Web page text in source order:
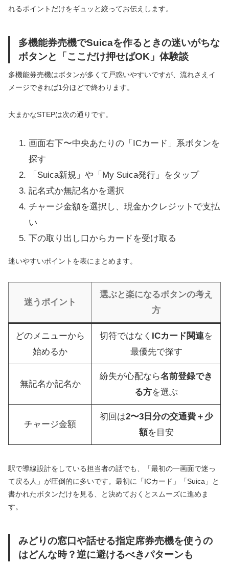
れるポイントだけをギュッと絞ってお伝えします。
多機能券売機でSuicaを作るときの迷いがちな
ボタンと「ここだけ押せばOK」体験談
多機能券売機はボタンが多くて戸惑いやすいですが、流れさえイ
メージできれば1分ほどで終わります。
大まかなSTEPは次の通りです。
画面右下〜中央あたりの「ICカード」系ボタンを
探す
「Suica新規」や「My Suica発行」をタップ
記名式か無記名かを選択
チャージ金額を選択し、現金かクレジットで支払
い
下の取り出し口からカードを受け取る
迷いやすいポイントを表にまとめます。
迷うポイント
選ぶと楽になるボタンの考え
方
どのメニューから
始めるか
切符ではなく ICカード関連を
最優先で探す
無記名か記名か
紛失が心配なら名前登録でき
る方を選ぶ
チャージ金額
初回は2〜3日分の交通費＋少
額を目安
駅で導線設計をしている担当者の話でも、「最初の一画面で迷っ
て戻る人」が圧倒的に多いです。最初に「ICカード」「Suica」と
書かれたボタンだけを見る、と決めておくとスムーズに進めま
す。
みどりの窓口や話せる指定席券売機を使うの
はどんな時？逆に避けるべきパターンも